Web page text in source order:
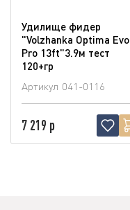
Удилище фидер
"Volzhanka Optima Evo
Pro 13ft"3.9м тест
120+гр
Артикул 041-0116
7 219 р